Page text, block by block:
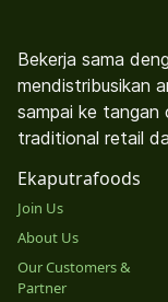
Bekerja sama
mendistribusikan
sampai ke tangan
traditional retail
Ekaputrafoods
Join Us
About Us
Our Customers &
Partner